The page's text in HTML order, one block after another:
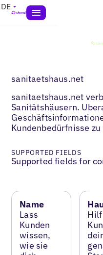
DE
sanitaetshaus.net
sanitaetshaus.net
Sanitätshäusern.
Kundenbedürfnisse
SUPPORTED FIELDS
Supported fields for
Name
Lass
Kunden
wissen,
wie sie
Hilf